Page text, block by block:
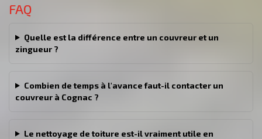
FAQ
Quelle est la différence entre un couvreur et un
zingueur ?
Combien de temps à l'avance faut-il contacter un
couvreur à Cognac ?
Le nettoyage de toiture est-il vraiment utile en